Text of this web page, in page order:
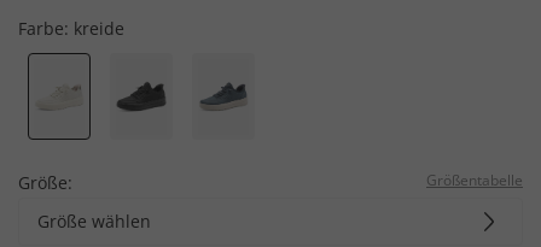
Farbe: kreide
Größe: Größentabelle
Größe wählen